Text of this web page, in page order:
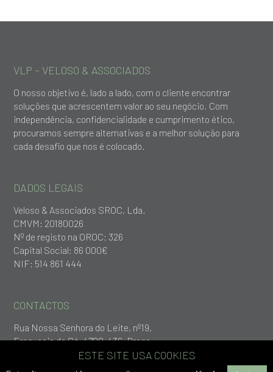
VLP – VELOSO & ASSOCIADOS
O nosso objetivo é, lado a lado, com o cliente encontrar
soluções que acrescentem valor ao seu negócio. Com
independência, confidencialidade e cumprimento ético,
procuramos sempre alternativas e a melhor solução para
cada desafio que nos é colocado.
DADOS LEGAIS
Veloso & Associados SROC, Lda.
CMVM: 20180026
Nº de registo na OROC: 326
Capital Social: 86 000€
NIF: 514 861 444
CONTACTOS
Rua Nossa Senhora do Leite, nº19,
Freguesia da Sé, 4700-436, Braga
ESTE SITE USA COOKIES